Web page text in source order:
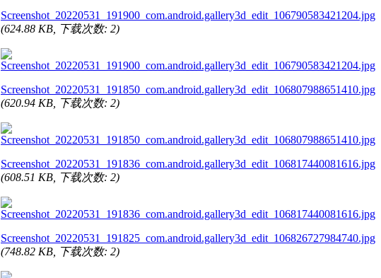
Screenshot_20220531_191900_com.android.gallery3d_edit_106790583421204.jpg
(624.88 KB, 下载次数: 2)
Screenshot_20220531_191850_com.android.gallery3d_edit_106807988651410.jpg
(620.94 KB, 下载次数: 2)
Screenshot_20220531_191836_com.android.gallery3d_edit_106817440081616.jpg
(608.51 KB, 下载次数: 2)
Screenshot_20220531_191825_com.android.gallery3d_edit_106826727984740.jpg
(748.82 KB, 下载次数: 2)